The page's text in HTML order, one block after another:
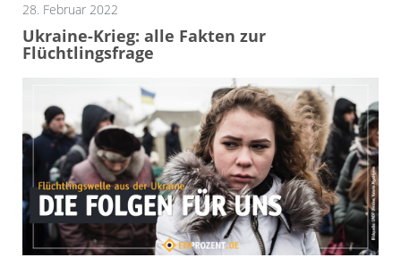
28. Februar 2022
Ukraine-Krieg: alle Fakten zur
Flüchtlingsfrage